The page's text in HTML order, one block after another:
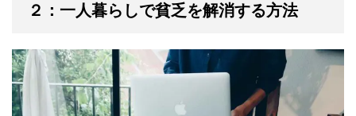
２：一人暮らしで貧乏を解消する方法